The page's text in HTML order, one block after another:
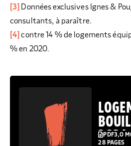
[3]
Données exclusives Ignes &
consultants, à paraître.
[4] contre 14 % de logements
% en 2020.
2026
PDF3,0
28 PAGES